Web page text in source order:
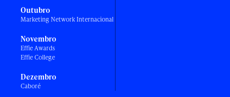
Outubro
Marketing Network Internacional
Novembro
Effie Awards
Effie College
Dezembro
Caboré